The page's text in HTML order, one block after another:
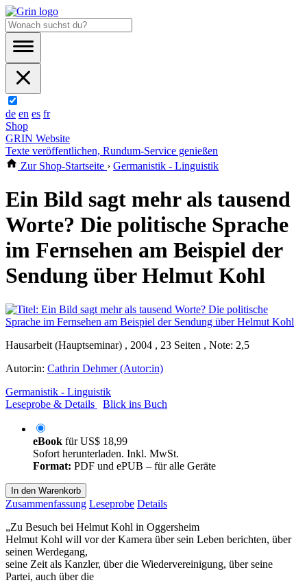
de en es fr
Shop
GRIN Website
Texte veröffentlichen, Rundum-Service genießen
Zur Shop-Startseite › Germanistik - Linguistik
Ein Bild sagt mehr als tausend
Worte? Die politische Sprache
im Fernsehen am Beispiel der
Sendung über Helmut Kohl
Hausarbeit (Hauptseminar) , 2004 , 23 Seiten , Note: 2,5
Autor:in: Cathrin Dehmer (Autor:in)
Germanistik - Linguistik
Leseprobe & Details
Blick ins Buch
eBook fürUS$ 18,99
Sofort herunterladen. Inkl. MwSt.
Format: PDF und ePUB – für alle Geräte
In den Warenkorb
Zusammenfassung Leseprobe Details
„Zu Besuch bei Helmut Kohl in Oggersheim
Helmut Kohl will vor der Kamera über sein Leben berichten, über
seinen Werdegang,
seine Zeit als Kanzler, über die Wiedervereinigung, über seine
Partei, auch über die